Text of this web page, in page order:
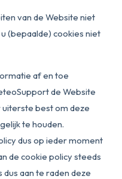
van de Website niet
(bepaalde) cookies niet
af en toe
de Website
best om deze
te houden.
dus op ieder moment
de cookie policy steeds
aan te raden deze